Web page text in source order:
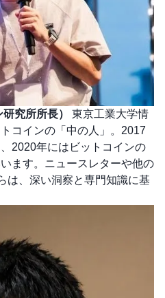
究所所長）
東京工業大学情
コインの「中の人」。2017
2020年にはビットコインの
ます。ニュースレターや他の
は、深い洞察と専門知識に基